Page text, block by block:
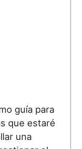
guía para
que estaré
una